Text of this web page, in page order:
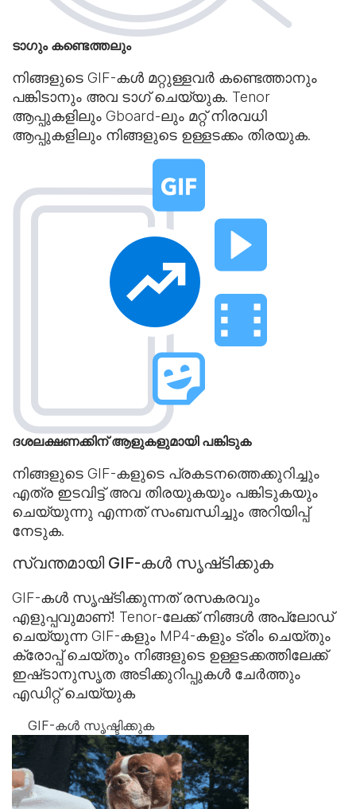
ടാഗും കണ്ടെത്തലും
നിങ്ങളുടെ GIF-കൾ മറ്റുള്ളവർ കണ്ടെത്താനും
പങ്കിടാനും അവ ടാഗ് ചെയ്യുക. Tenor
ആപ്പുകളിലും Gboard-ലും മറ്റ് നിരവധി
ആപ്പുകളിലും നിങ്ങളുടെ ഉള്ളടക്കം തിരയുക.
ദശലക്ഷണക്കിന് ആളുകളുമായി പങ്കിടുക
നിങ്ങളുടെ GIF-കളുടെ പ്രകടനത്തെക്കുറിച്ചും
എത്ര ഇടവിട്ട് അവ തിരയുകയും പങ്കിടുകയും
ചെയ്യുന്നു എന്നത് സംബന്ധിച്ചും അറിയിപ്പ്
നേടുക.
സ്വന്തമായി GIF-കൾ സൃഷ്‌ടിക്കുക
GIF-കൾ സൃഷ്‌ടിക്കുന്നത് രസകരവും
എളുപ്പവുമാണ്! Tenor-ലേക്ക് നിങ്ങൾ അപ്‌ലോഡ്
ചെയ്യുന്ന GIF-കളും MP4-കളും ട്രിം ചെയ്തും
ക്രോപ്പ് ചെയ്തും നിങ്ങളുടെ ഉള്ളടക്കത്തിലേക്ക്
ഇഷ്‌ടാനുസൃത അടിക്കുറിപ്പുകൾ ചേർത്തും
എഡിറ്റ് ചെയ്യുക
GIF-കൾ സൃഷ്ടിക്കുക